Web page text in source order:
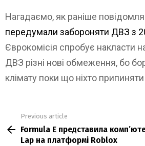
Нагадаємо, як раніше
передумали забороняти ДВЗ з
Єврокомісія спробує накласти
ДВЗ різні нові обмеження, бо
клімату поки що ніхто
more
Previous article
Formula E представила
Lap на платформі Roblox